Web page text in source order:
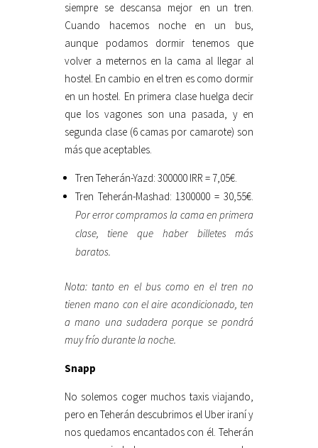
siempre se descansa mejor en un tren.
Cuando hacemos noche en un bus,
aunque podamos dormir tenemos que
volver a meternos en la cama al llegar al
hostel. En cambio en el tren es como dormir
en un hostel. En primera clase huelga decir
que los vagones son una pasada, y en
segunda clase (6 camas por camarote) son
más que aceptables.
Tren Teherán-Yazd: 300000 IRR = 7,05€.
Tren Teherán-Mashad: 1300000 = 30,55€.
Por error compramos la cama en primera
clase, tiene que haber billetes más
baratos.
Nota: tanto en el bus como en el tren no
tienen mano con el aire acondicionado, ten
a mano una sudadera porque se pondrá
muy frío durante la noche.
Snapp
No solemos coger muchos taxis viajando,
pero en Teherán descubrimos el Uber iraní y
nos quedamos encantados con él. Teherán